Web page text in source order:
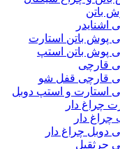
باتن
اشنایدر
پوش باتن استارت
پوش باتن استپ
قارچی
قارچی قفل شو
استارت و استپ دوبل
چراغ دار
چراغ دار
دوبل چراغ دار
جرثقیل